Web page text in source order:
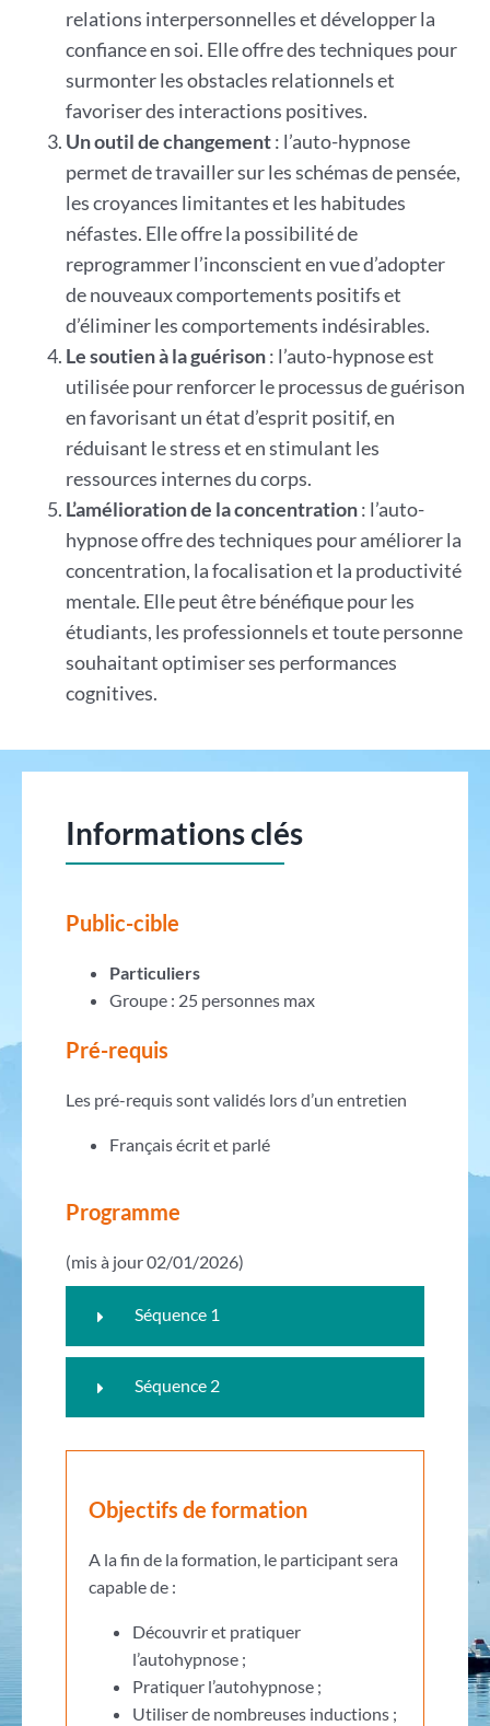
relations interpersonnelles et développer la
confiance en soi. Elle offre des techniques pour
surmonter les obstacles relationnels et
favoriser des interactions positives.
Un outil de changement: l’auto-hypnose
permet de travailler sur les schémas de pensée,
les croyances limitantes et les habitudes
néfastes. Elle offre la possibilité de
reprogrammer l’inconscient en vue d’adopter
de nouveaux comportements positifs et
d’éliminer les comportements indésirables.
Le soutien à la guérison: l’auto-hypnose est
utilisée pour renforcer le processus de guérison
en favorisant un état d’esprit positif, en
réduisant le stress et en stimulant les
ressources internes du corps.
L’amélioration de la concentration: l’auto-
hypnose offre des techniques pour améliorer la
concentration, la focalisation et la productivité
mentale. Elle peut être bénéfique pour les
étudiants, les professionnels et toute personne
souhaitant optimiser ses performances
cognitives.
Informations clés
Public-cible
Particuliers
Groupe : 25 personnes max
Pré-requis
Les pré-requis sont validés lors d’un entretien
Français écrit et parlé
Programme
(mis à jour 02/01/2026)
Séquence 1
Séquence 2
Objectifs de formation
A la fin de la formation, le participant sera
capable de :
Découvrir et pratiquer
l’autohypnose ;
Pratiquer l’autohypnose ;
Utiliser de nombreuses inductions ;